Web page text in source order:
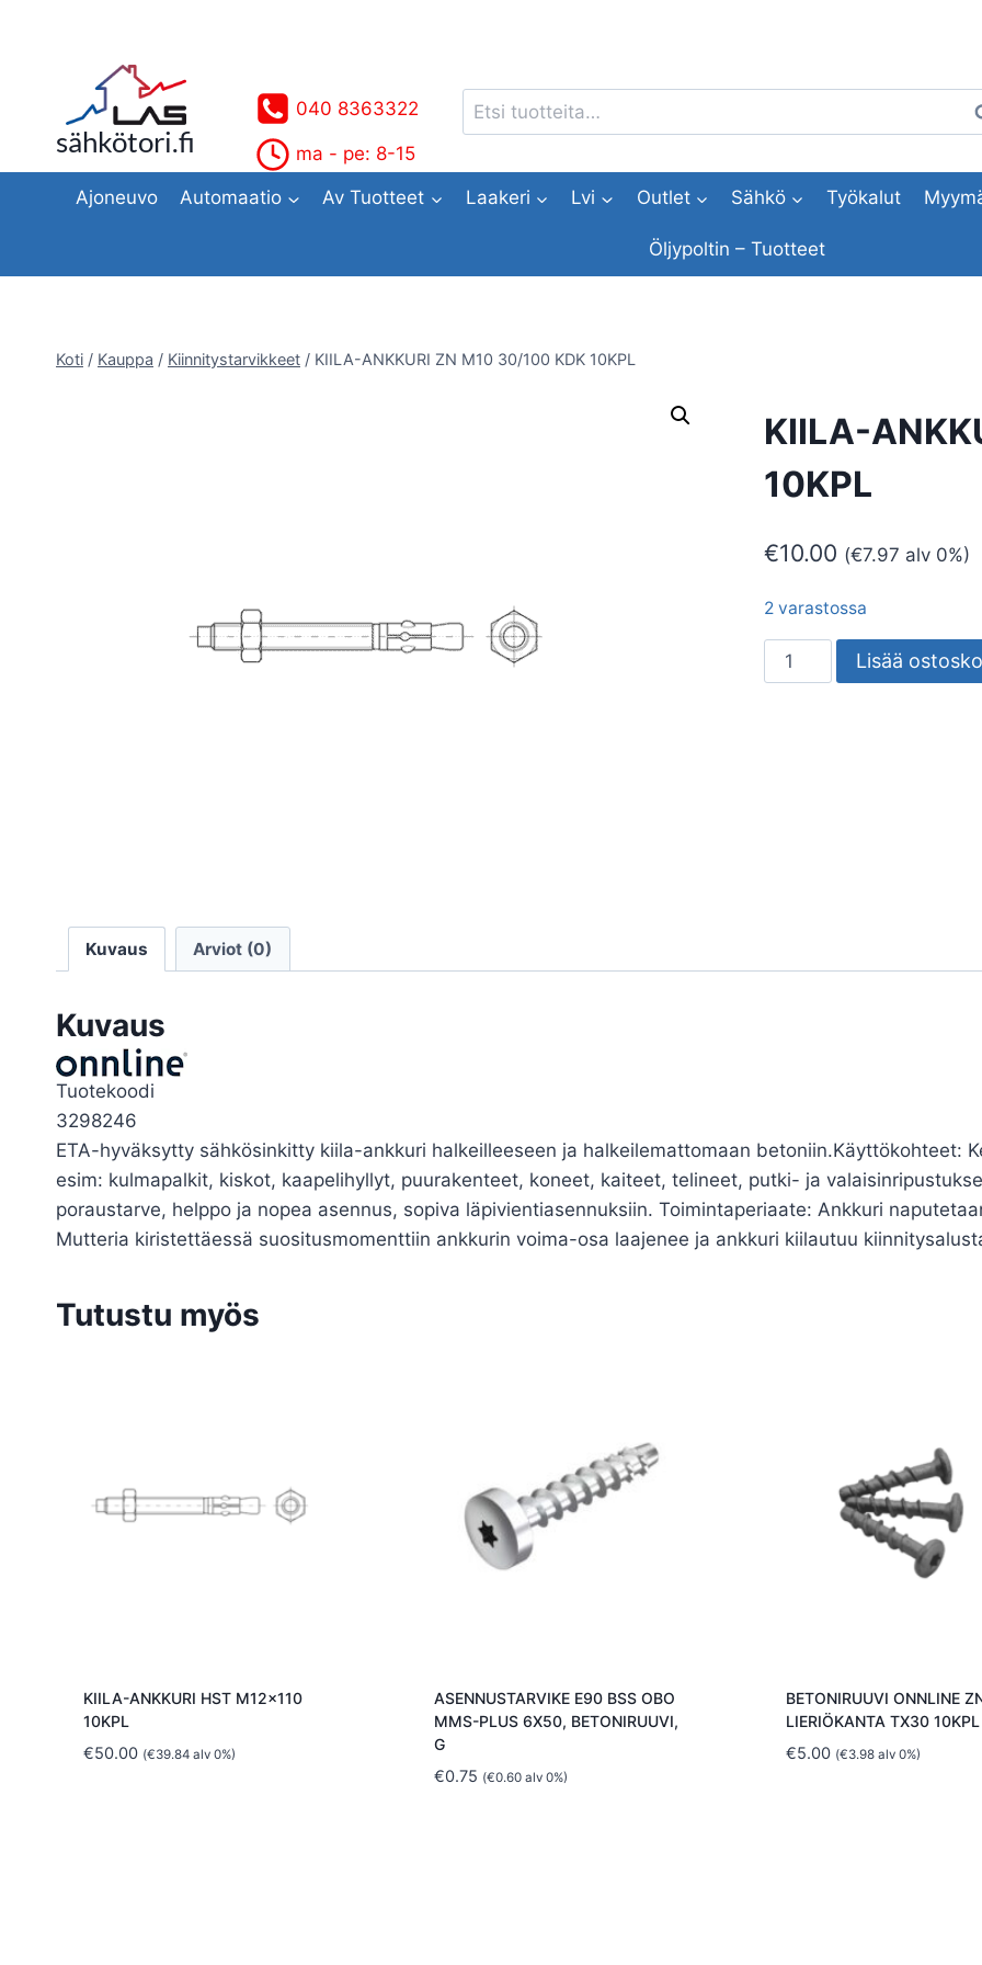
sähkötori.fi
040 8363322
ma - pe: 8-15
Etsi:
Ajoneuvo Automaatio Av Tuotteet Laakeri Lvi Outlet Sähkö Työkalut
Öljypoltin – Tuotteet
Koti / Kauppa / Kiinnitystarvikkeet / KIILA-ANKKURI ZN M10 30/100 KDK 10KPL
KIILA-
10KPL
€10.00 (€7.97 alv 0%)
2 varastossa
KIILA-
ANKKURI
Lisää
Kuvaus Arviot (0)
Kuvaus
Tuotekoodi
3298246
ETA-hyväksytty sähkösinkitty kiila-ankkuri halkeilleeseen ja halkeilemattomaan betoniin.Käyttökohteet:
esim: kulmapalkit, kiskot, kaapelihyllyt, puurakenteet, koneet, kaiteet, telineet, putki- ja
poraustarve, helppo ja nopea asennus, sopiva läpivientiasennuksiin. Toimintaperiaate: Ankkuri
Mutteria kiristettäessä suositusmomenttiin ankkurin voima-osa laajenee ja ankkuri kiilautuu
Tutustu myös
KIILA-ANKKURI HST M12x110
10KPL
€50.00 (€39.84alv 0%)
ASENNUSTARVIKE E90 BSS OBO
MMS-PLUS 6X50, BETONIRUUVI,
G
€0.75 (€0.60 alv 0%)
BETONIRUUVI ONNLINE
LIERIÖKANTA TX30 10KPL
€5.00 (€3.98alv 0%)